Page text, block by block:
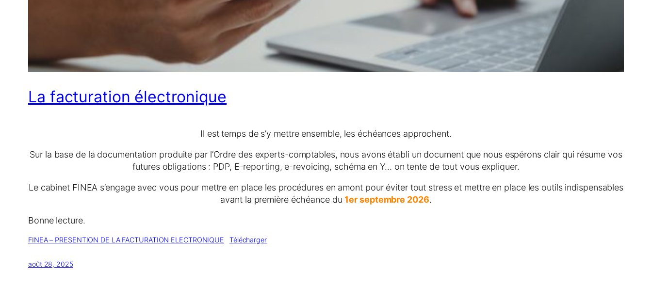
La facturation électronique
Il est temps de s’y mettre ensemble, les échéances approchent.
Sur la base de la documentation produite par l’Ordre des experts-comptables, nous avons établi un document que nous espérons clair qui résume vos
futures obligations : PDP, E-reporting, e-revoicing, schéma en Y… on tente de tout vous expliquer.
Le cabinet FINEA s’engage avec vous pour mettre en place les procédures en amont pour éviter tout stress et mettre en place les outils indispensables
avant la première échéance du 1er septembre 2026.
Bonne lecture.
FINEA – PRESENTION DE LA FACTURATION ELECTRONIQUE Télécharger
août 28, 2025